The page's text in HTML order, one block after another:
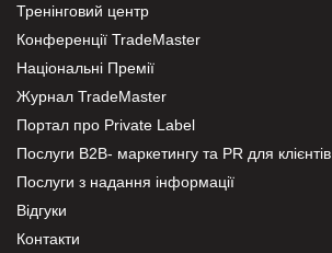
Тренінговий центр
Конференції TradeMaster
Національні Премії
Журнал TradeMaster
Портал про Private Label
Послуги В2В- маркетингу та PR для клієнтів
Послуги з надання інформації
Відгуки
Контакти